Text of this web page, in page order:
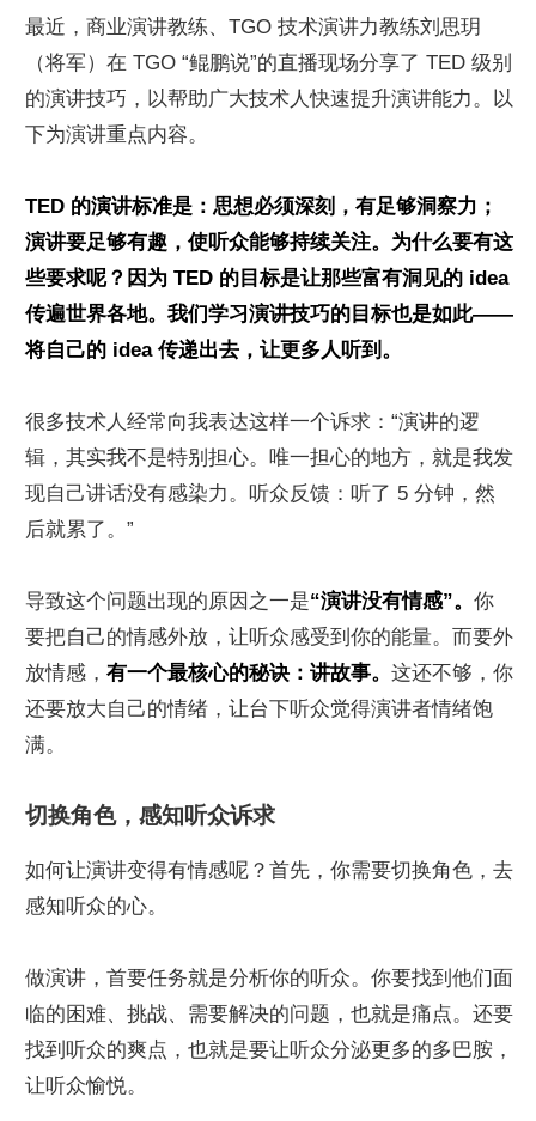
最近，商业演讲教练、TGO 技术演讲力教练刘思玥
（将军）在 TGO “鲲鹏说”的直播现场分享了 TED 级别
的演讲技巧，以帮助广大技术人快速提升演讲能力。以
下为演讲重点内容。
TED 的演讲标准是：思想必须深刻，有足够洞察力；
演讲要足够有趣，使听众能够持续关注。 为什么要有这
些要求呢？因为 TED 的目标是让那些富有洞见的 idea
传遍世界各地。我们学习演讲技巧的目标也是如此——
将自己的 idea 传递出去，让更多人听到。
很多技术人经常向我表达这样一个诉求：“演讲的逻
辑，其实我不是特别担心。唯一担心的地方，就是我发
现自己讲话没有感染力。听众反馈：听了 5 分钟，然
后就累了。”
导致这个问题出现的原因之一是“演讲没有情感”。 你
要把自己的情感外放，让听众感受到你的能量。而要外
放情感， 有一个最核心的秘诀：讲故事。 这还不够，你
还要放大自己的情绪，让台下听众觉得演讲者情绪饱
满。
切换角色，感知听众诉求
如何让演讲变得有情感呢？首先，你需要切换角色，去
感知听众的心。
做演讲，首要任务就是分析你的听众。你要找到他们面
临的困难、挑战、需要解决的问题，也就是痛点。还要
找到听众的爽点，也就是要让听众分泌更多的多巴胺，
让听众愉悦。